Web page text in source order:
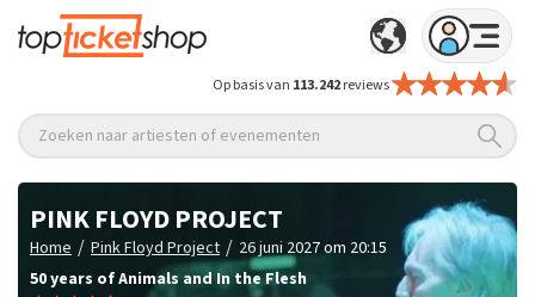
Op basis van 113.242reviews
Zoeken naar artiesten of evenementen
PINK FLOYD PROJECT
Home / Pink Floyd Project / 26 juni 2027 om 20:15
50 years of Animals and In the Flesh